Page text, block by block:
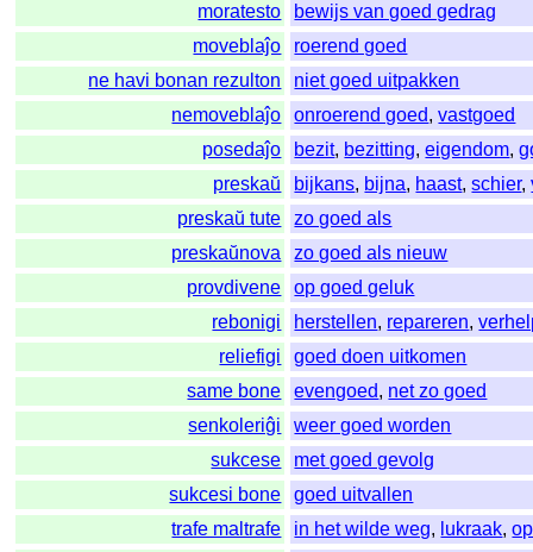
moratesto
bewijs van goed gedrag
moveblaĵo
roerend goed
ne havi bonan rezulton
niet goed uitpakken
nemoveblaĵo
onroerend goed,vastgoed
posedaĵo
bezit, bezitting,eigendom,
preskaŭ
bijkans, bijna, haast,schier,
preskaŭ tute
zo goed als
preskaŭnova
zo goed als nieuw
provdivene
op goed geluk
rebonigi
herstellen, repareren,
reliefigi
goed doen uitkomen
same bone
evengoed, net zo goed
senkoleriĝi
weer goed worden
sukcese
met goed gevolg
sukcesi bone
goed uitvallen
trafe maltrafe
in het wilde weg, lukraak,